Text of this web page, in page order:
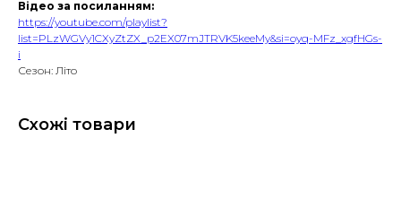
Відео за посиланням:
https://youtube.com/playlist?
list=PLzWGVy1CXyZtZX_p2EX07mJTRVK5keeMy&si=oyq-MFz_xgfHGs-
i
Сезон: Літо
Схожі товари